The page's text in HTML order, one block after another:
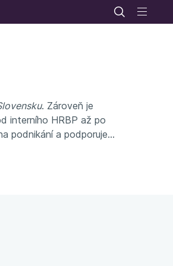
. Zároveň je
interního HRBP až po
podnikání a podporuje